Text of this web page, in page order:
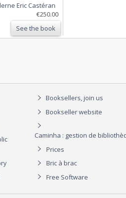
Eric Castéran
€250.00
See the book
Booksellers, join us
Bookseller website
Caminha : gestion de
Prices
Bric à brac
Free Software